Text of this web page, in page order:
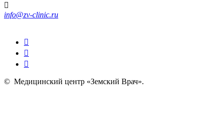
info@zv-clinic.ru
© Медицинский центр «Земский Врач».